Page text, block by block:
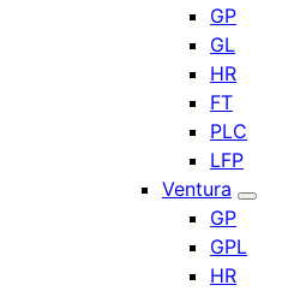
GP
GL
HR
FT
PLC
LFP
Ventura
GP
GPL
HR